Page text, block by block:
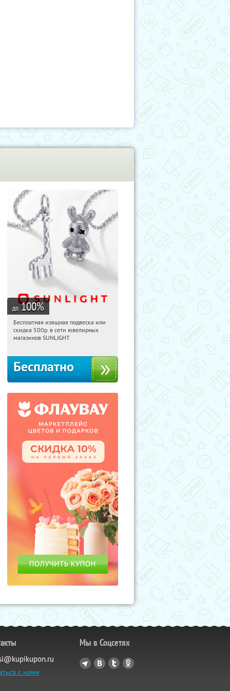
до 100%
09:59:00 Получили:
Россия
Бесплатная изящная подвеска или
скидка 500р. в сети ювелирных
магазинов SUNLIGHT
Бесплатно
с нами
Мы в Соцсетях